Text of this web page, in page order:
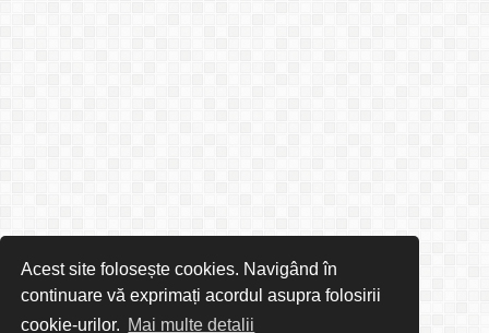
Acest site folosește cookies. Navigând în
continuare vă exprimați acordul asupra folosirii
cookie-urilor. Mai multe detalii